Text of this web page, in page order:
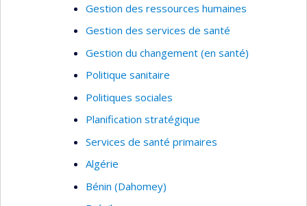
Gestion des ressources humaines
Gestion des services de santé
Gestion du changement (en santé)
Politique sanitaire
Politiques sociales
Planification stratégique
Services de santé primaires
Algérie
Bénin (Dahomey)